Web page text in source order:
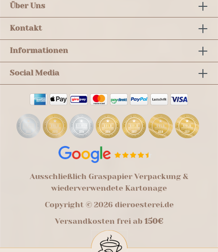
Über Uns
Kontakt
Informationen
Social Media
Ausschließlich Graspapier Verpackung &
wiederverwendete Kartonage
Copyright © 2026 dieroesterei.de
Versandkosten frei ab 150€